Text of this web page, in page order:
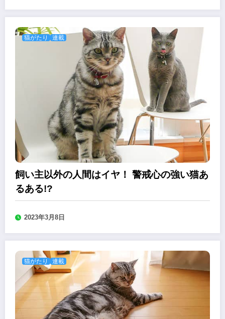
猫がたり 連載
飼い主以外の人間はイヤ！ 警戒心の強い猫あ
るある!?
2023年3月8日
猫がたり 連載